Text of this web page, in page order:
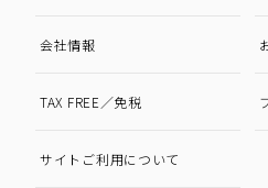
会社情報
TAX FREE／免税
サイトご利用について